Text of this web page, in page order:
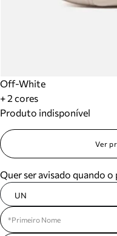
Off-White
+ 2 cores
Produto indisponível
Ver
Quer ser avisado quando
UN